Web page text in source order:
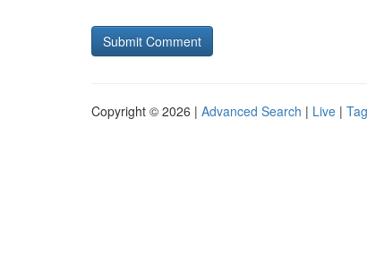
Copyright © 2026 | Advanced Search | Live |